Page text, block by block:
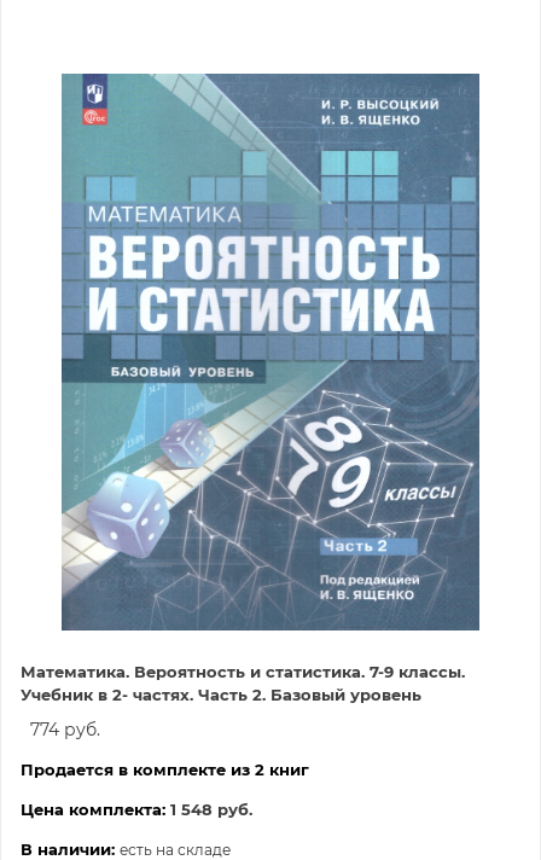
Математика. Вероятность и статистика. 7-9 классы.
Учебник в 2- частях. Часть 2. Базовый уровень
774 руб.
Продается в комплекте из 2 книг
Цена комплекта: 1 548 руб.
В наличии: есть на складе